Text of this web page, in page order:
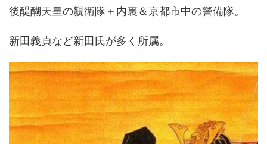
後醍醐天皇の親衛隊＋内裏＆京都市中の警備隊。
新田義貞など新田氏が多く所属。